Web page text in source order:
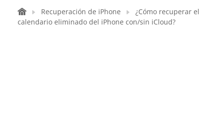
Recuperación de iPhone
¿Cómo recuperar el
calendario eliminado del iPhone con/sin iCloud?